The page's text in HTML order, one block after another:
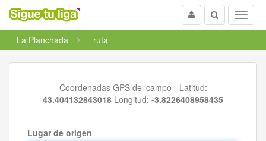
Menu
Buscar
Usuario
La Planchada
ruta
Coordenadas GPS del campo - Latitud:
43.404132843018 Longitud: -3.8226408958435
Lugar de origen